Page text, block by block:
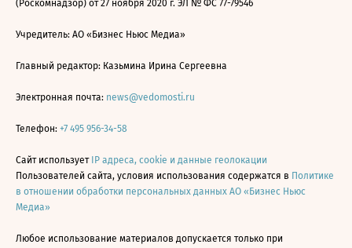
(Роскомнадзор) от 27 ноября 2020 г. ЭЛ № ФС 77-79546
Учредитель: АО «Бизнес Ньюс Медиа»
Главный редактор: Казьмина Ирина Сергеевна
Электронная почта: news@vedomosti.ru
Телефон: +7 495 956-34-58
Сайт использует IP адреса, cookie и данные геолокации
Пользователей сайта, условия использования содержатся в Политике
в отношении обработки персональных данных АО «Бизнес Ньюс
Медиа»
Любое использование материалов допускается только при